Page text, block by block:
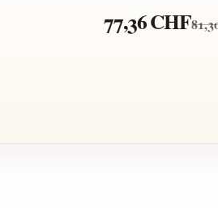
77,36 CHF